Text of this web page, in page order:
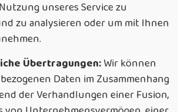
unseres Service zu
zu analysieren oder um mit Ihnen
Übertragungen:Wir können
Daten im Zusammenhang
der Verhandlungen einer Fusion,